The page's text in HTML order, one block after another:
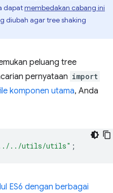
dapatmembedakan cabang ini
diubah agar tree shaking
peluang tree
pernyataan import
komponen utama, Anda
../utils/utils" ;
ES6 dengan berbagai